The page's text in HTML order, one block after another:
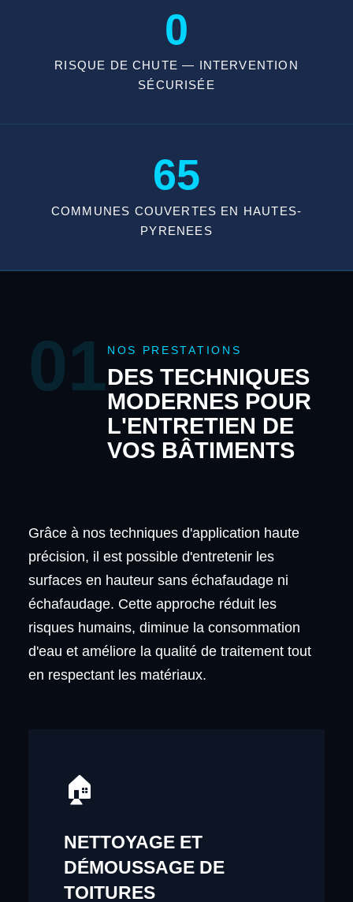
0
RISQUE DE CHUTE — INTERVENTION
SÉCURISÉE
65
COMMUNES COUVERTES EN HAUTES-
PYRENEES
01 NOS PRESTATIONS
DES TECHNIQUES
MODERNES POUR
L'ENTRETIEN DE
VOS BÂTIMENTS
Grâce à nos techniques d'application haute
précision, il est possible d'entretenir les
surfaces en hauteur sans échafaudage ni
échafaudage. Cette approche réduit les
risques humains, diminue la consommation
d'eau et améliore la qualité de traitement tout
en respectant les matériaux.
🏠
NETTOYAGE ET
DÉMOUSSAGE DE
TOITURES